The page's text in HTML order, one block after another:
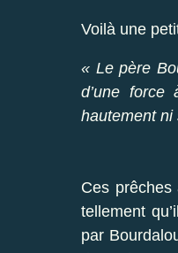
Voilà une
« Le père
d’une force
hautement
Ces prêches
tellement
par